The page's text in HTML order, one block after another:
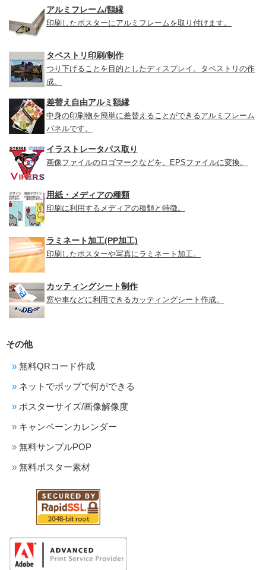
アルミフレーム/額縁
印刷したポスターにアルミフレームを取り付けます。
タペストリ印刷/制作
つり下げることを目的としたディスプレイ。タペストリの作
成。
差替え自由アルミ額縁
中身の印刷物を簡単に差替えることができるアルミフレーム
パネルです。
イラストレータパス取り
画像ファイルのロゴマークなどを、EPSファイルに変換。
用紙・メディアの種類
印刷に利用するメディアの種類と特徴。
ラミネート加工(PP加工)
印刷したポスターや写真にラミネート加工。
カッティングシート制作
窓や車などに利用できるカッティングシート作成。
その他
無料QRコード作成
ネットでポップで何ができる
ポスターサイズ/画像解像度
キャンペーンカレンダー
無料サンプルPOP
無料ポスター素材